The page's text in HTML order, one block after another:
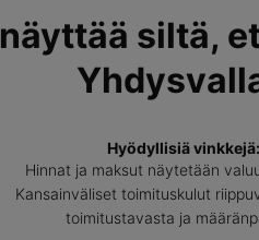
C-vitamiinisilmänympärysseerumi silmien
ympärillä näkyviin ikääntymisen
näyttää siltä,
Hyödyllisiä vinkkejä:
Hinnat ja maksut näytetään
Kansainväliset toimituskulut
toimitustavasta ja